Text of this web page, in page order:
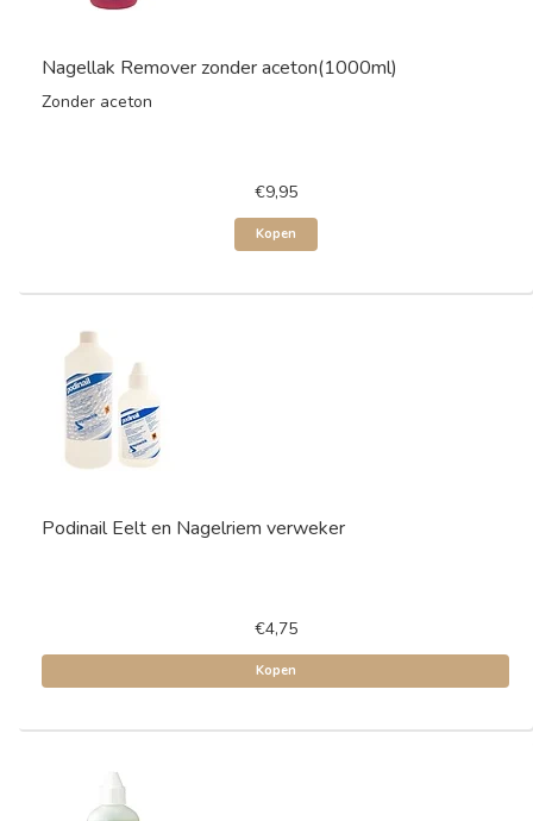
Nagellak Remover zonder aceton(1000ml)
Zonder aceton
€9,95
Kopen
Podinail Eelt en Nagelriem verweker
€4,75
Kopen